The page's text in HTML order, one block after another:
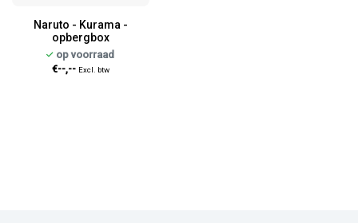
Naruto - Kurama -
opbergbox
op voorraad
€--,-- Excl. btw